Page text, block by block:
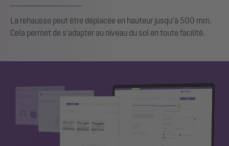
La rehausse peut être déplacée en hauteur jusqu’à 500 mm.
Cela permet de s'adapter au niveau du sol en toute facilité.